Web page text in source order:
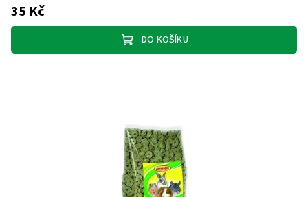
35 Kč
DO KOŠÍKU